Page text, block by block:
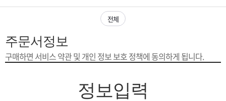
매
사
스
고
[ios앱 오픈]아이폰 고객 앱설치 가능합니다.
[무인택배함 이용 안내] 집 밖에 주소로 택배 받기
[2026구정 연휴]설 연휴 배송 및 휴무 안내
전체
주문서정보
구매하면 서비스 약관 및 개인 정보 보호 정책에 동의하게 됩니다.
정보입력